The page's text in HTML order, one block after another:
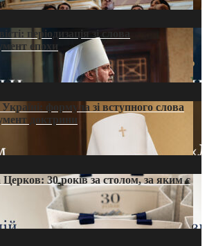
періодизація зі слова
епохи
формула зі вступного слова
доктрини
Церков: 30 років за столом, за яким є